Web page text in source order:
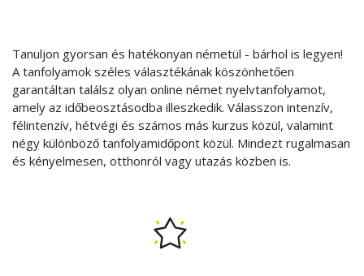
Tanuljon gyorsan és hatékonyan németül - bárhol is legyen!
A tanfolyamok széles választékának köszönhetően
garantáltan találsz olyan online német nyelvtanfolyamot,
amely az időbeosztásodba illeszkedik. Válasszon intenzív,
félintenzív, hétvégi és számos más kurzus közül, valamint
négy különböző tanfolyamidőpont közül. Mindezt rugalmasan
és kényelmesen, otthonról vagy utazás közben is.